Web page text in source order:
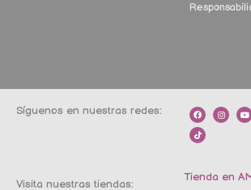
Síguenos en nuestras redes:
F
a
c
e
b
I
n
s
m
Y
o
u
T
i
k
t
o
Visita nuestras tiendas:
Tienda en